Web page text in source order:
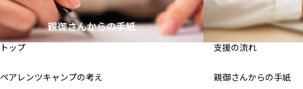
親御さんからの手紙
トップ
ペアレンツキャンプの考え
支援の流れ
親御さんからの手紙